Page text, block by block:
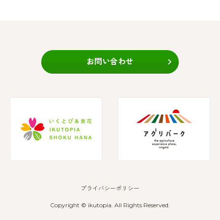
お問い合わせ
プライバシーポリシー
Copyright © ikutopia. All Rights Reserved.